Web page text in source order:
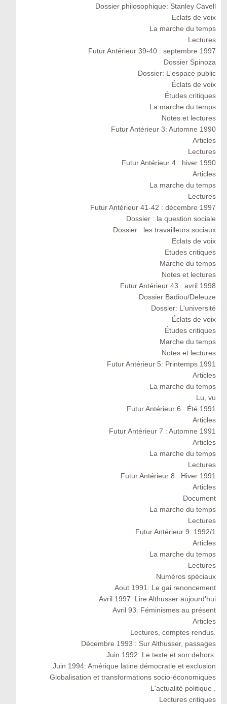
Dossier philosophique: Stanley Cavell
Eclats de voix
La marche du temps
Lectures
Futur Antérieur 39-40 : septembre 1997
Dossier Spinoza
Dossier: L'espace public
Éclats de voix
Études critiques
La marche du temps
Notes et lectures
Futur Antérieur 3: Automne 1990
Articles
Lectures
Futur Antérieur 4 : hiver 1990
Articles
La marche du temps
Lectures
Futur Antérieur 41-42 : décembre 1997
Dossier : la question sociale
Dossier : les travailleurs sociaux
Eclats de voix
Etudes critiques
Marche du temps
Notes et lectures
Futur Antérieur 43 : avril 1998
Dossier Badiou/Deleuze
Dossier: L'université
Éclats de voix
Études critiques
Marche du temps
Notes et lectures
Futur Antérieur 5: Printemps 1991
Articles
La marche du temps
Lu, vu
Futur Antérieur 6 : Été 1991
Articles
Futur Antérieur 7 : Automne 1991
Articles
La marche du temps
Lectures
Futur Antérieur 8 : Hiver 1991
Articles
Document
La marche du temps
Lectures
Futur Antérieur 9: 1992/1
Articles
La marche du temps
Lectures
Numéros spéciaux
Aout 1991: Le gai renoncement
Avril 1997: Lire Althusser aujourd'hui
Avril 93: Féminismes au présent
Articles
Lectures, comptes rendus.
Décembre 1993 : Sur Althusser, passages
Juin 1992: Le texte et son dehors.
Juin 1994: Amérique latine démocratie et exclusion
Globalisation et transformations socio-économiques
L'actualité politique .
Lectures critiques